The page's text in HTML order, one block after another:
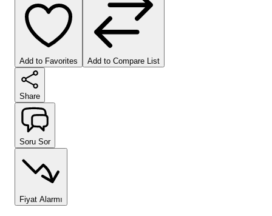
Add to Favorites Add to Compare List
Share
Soru Sor
Fiyat Alarmı